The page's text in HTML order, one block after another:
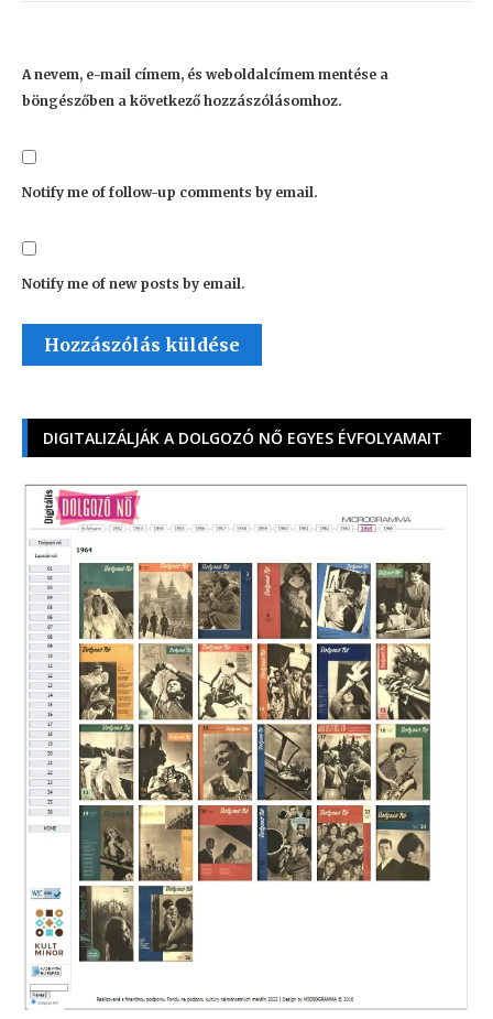
A nevem, e-mail címem, és weboldalcímem mentése a
böngészőben a következő hozzászólásomhoz.
Notify me of follow-up comments by email.
Notify me of new posts by email.
DIGITALIZÁLJÁK A DOLGOZÓ NŐ EGYES ÉVFOLYAMAIT